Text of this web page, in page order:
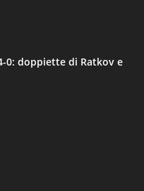
0: doppiette di Ratkov e